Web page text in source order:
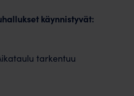
käynnistyvät:
tarkentuu